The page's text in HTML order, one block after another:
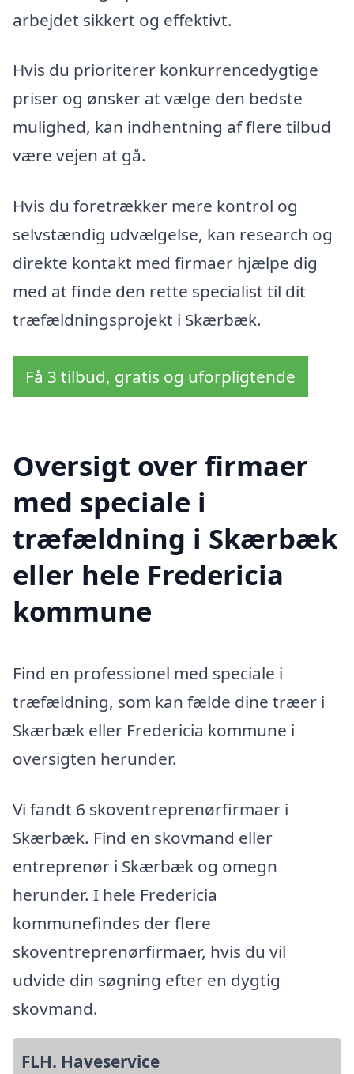
arbejdet sikkert og effektivt.
Hvis du prioriterer konkurrencedygtige
priser og ønsker at vælge den bedste
mulighed, kan indhentning af flere tilbud
være vejen at gå.
Hvis du foretrækker mere kontrol og
selvstændig udvælgelse, kan research og
direkte kontakt med firmaer hjælpe dig
med at finde den rette specialist til dit
træfældningsprojekt i Skærbæk.
Få 3 tilbud, gratis og uforpligtende
Oversigt over firmaer
med speciale i
træfældning i Skærbæk
eller hele Fredericia
kommune
Find en professionel med speciale i
træfældning, som kan fælde dine træer i
Skærbæk eller Fredericia kommune i
oversigten herunder.
Vi fandt 6 skoventreprenørfirmaer i
Skærbæk. Find en skovmand eller
entreprenør i Skærbæk og omegn
herunder. I hele Fredericia
kommunefindes der flere
skoventreprenørfirmaer, hvis du vil
udvide din søgning efter en dygtig
skovmand.
FLH. Haveservice